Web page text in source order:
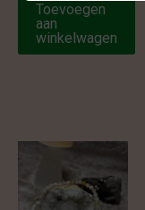
Toevoegen
aan
winkelwagen